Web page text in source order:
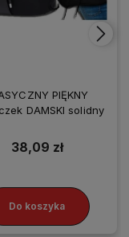
PIĘKNY
DAMSKI solidny
38,09 zł
Do koszyka